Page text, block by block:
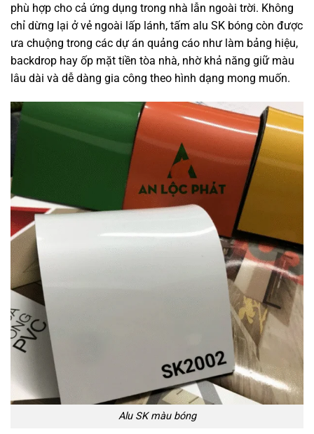
phù hợp cho cả ứng dụng trong nhà lẫn ngoài trời. Không
chỉ dừng lại ở vẻ ngoài lấp lánh, tấm alu SK bóng còn được
ưa chuộng trong các dự án quảng cáo như làm bảng hiệu,
backdrop hay ốp mặt tiền tòa nhà, nhờ khả năng giữ màu
lâu dài và dễ dàng gia công theo hình dạng mong muốn.
Alu SK màu bóng